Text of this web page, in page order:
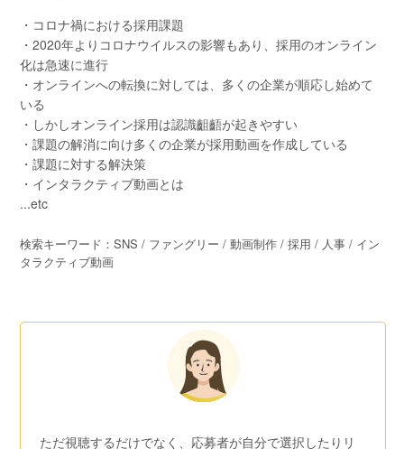
・コロナ禍における採用課題
・2020年よりコロナウイルスの影響もあり、採用のオンライン
化は急速に進行
・オンラインへの転換に対しては、多くの企業が順応し始めて
いる
・しかしオンライン採用は認識齟齬が起きやすい
・課題の解消に向け多くの企業が採用動画を作成している
・課題に対する解決策
・インタラクティブ動画とは
...etc
検索キーワード：SNS / ファングリー / 動画制作 / 採用 / 人事 / イン
タラクティブ動画
ただ視聴するだけでなく、応募者が自分で選択したりリ